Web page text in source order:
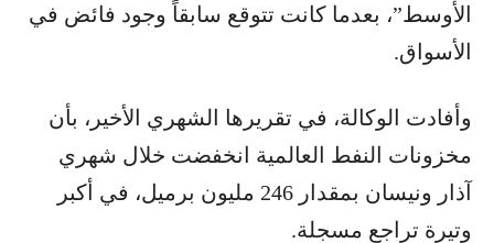
الأوسط”، بعدما كانت تتوقع سابقاً وجود فائض في
الأسواق.
وأفادت الوكالة، في تقريرها الشهري الأخير، بأن
مخزونات النفط العالمية انخفضت خلال شهري
آذار ونيسان بمقدار 246 مليون برميل، في أكبر
وتيرة تراجع مسجلة.